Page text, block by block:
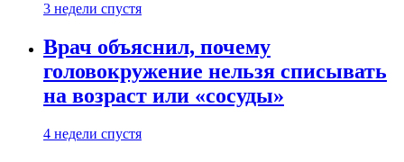
3 недели спустя
Врач объяснил, почему
головокружение нельзя списывать
на возраст или «сосуды»
4 недели спустя